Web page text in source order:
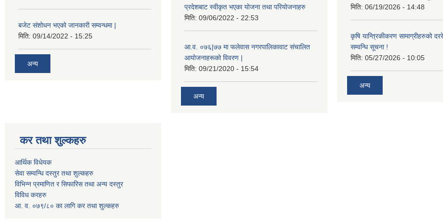
बजेट संशोधन भएको जानकारी सम्वन्धमा |
मिति: 09/14/2022 - 15:25
अन्य
प्रदेशबाट स्वीकृत भएका योजना तथा परियोजनाहरु
मिति: 09/06/2022 - 22:53
आ.व. ०७६|७७ मा फलेवास नगरपालिकावाट संचालित
आयोजनाहरूको विवरण |
मिति: 09/21/2020 - 15:54
अन्य
मिति: 06/19/2026 - 14:48
कृषि यान्त्रिकीकरण सामाग्रीहरुको
सम्वन्धि सूचना !
मिति: 05/27/2026 - 10:05
अन्य
कर तथा शुल्कहरु
आर्थिक विधेयक
सेवा सम्वन्धि दस्तुर तथा शुल्कहरु
विभिन्न प्रमाणित र सिफारिस तथा अन्य दस्तुर
विविध करहरु
आ. व. ०७९/८० का लागि कर तथा शुल्कहरु